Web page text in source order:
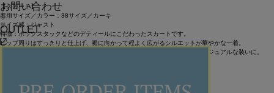
お問い合わせ
OUTLET
【スカート】
着用サイズ／カラー：38サイズ／カーキ
サイズ感：ジャスト
特徴：ボックスタックなどのデティールにこだわったスカートです。
ヒップ周りはすっきりと仕上げ、裾に向かって程よく広がるシルエットが華やかな一着。
同素材のブルゾンとセットアップで、さりげないデザインの効いた綺麗めカジュアルな装いに。
サイズ感：ジャスト